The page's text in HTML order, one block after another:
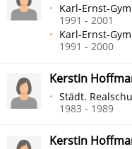
Karl-Ernst-
1991 - 2001
Karl-Ernst-
1991 - 2000
Kerstin
Städt.
1983 - 1989
Kerstin